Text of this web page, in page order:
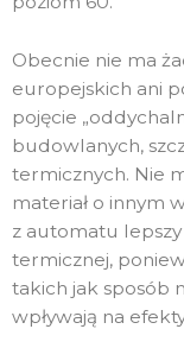
Obecnie nie ma
europejskich ani
pojęcie
budowlanych,
termicznych. Nie
materiał o innym
z automatu
termicznej,
takich jak sposób
wpływają na